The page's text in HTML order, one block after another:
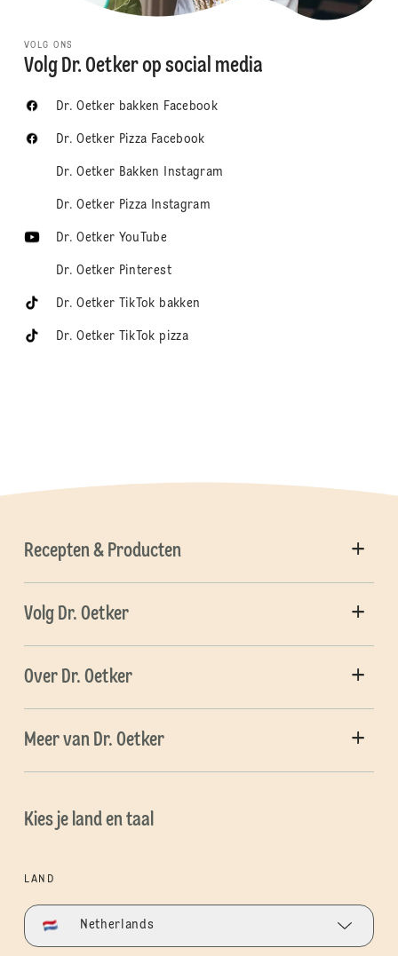
VOLG ONS
Volg Dr. Oetker op social media
Dr. Oetker bakken Facebook
Dr. Oetker Pizza Facebook
Dr. Oetker Bakken Instagram
Dr. Oetker Pizza Instagram
Dr. Oetker YouTube
Dr. Oetker Pinterest
Dr. Oetker TikTok bakken
Dr. Oetker TikTok pizza
Recepten & Producten
Volg Dr. Oetker
Over Dr. Oetker
Meer van Dr. Oetker
Kies je land en taal
LAND
Netherlands